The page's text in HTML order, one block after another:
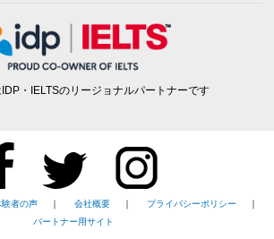
・IELTSのリージョナルパートナーです
験者の声 会社概要 プライバシーポリシー
パートナー用サイト